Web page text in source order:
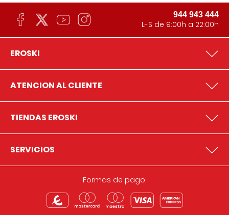
944 943 444
L-S de 9:00h a 22:00h
EROSKI
ATENCION AL CLIENTE
TIENDAS EROSKI
SERVICIOS
Formas de pago: